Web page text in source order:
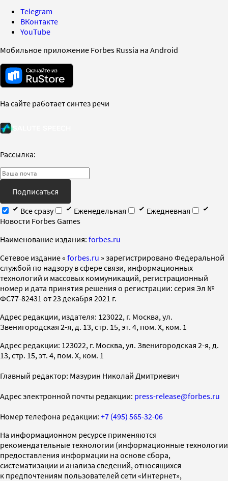
Telegram
ВКонтакте
YouTube
Мобильное приложение Forbes Russia на Android
На сайте работает синтез речи
Рассылка:
Подписаться
Все сразу
Еженедельная
Ежедневная
Новости Forbes Games
Наименование издания: forbes.ru
Cетевое издание « forbes.ru » зарегистрировано Федеральной
службой по надзору в сфере связи, информационных
технологий и массовых коммуникаций, регистрационный
номер и дата принятия решения о регистрации: серия Эл №
ФС77-82431 от 23 декабря 2021 г.
Адрес редакции, издателя: 123022, г. Москва, ул.
Звенигородская 2-я, д. 13, стр. 15, эт. 4, пом. X, ком. 1
Адрес редакции: 123022, г. Москва, ул. Звенигородская 2-я, д.
13, стр. 15, эт. 4, пом. X, ком. 1
Главный редактор: Мазурин Николай Дмитриевич
Адрес электронной почты редакции: press-release@forbes.ru
Номер телефона редакции: +7 (495) 565-32-06
На информационном ресурсе применяются
рекомендательные технологии (информационные технологии
предоставления информации на основе сбора,
систематизации и анализа сведений, относящихся
к предпочтениям пользователей сети «Интернет»,